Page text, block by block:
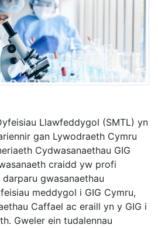
Llawfeddygol (SMTL) yn
gan Lywodraeth Cymru
Cydwasanaethau GIG
craidd yw profi
gwasanaethau
meddygol i GIG Cymru,
Caffael ac eraill yn y GIG i
Gweler ein tudalennau